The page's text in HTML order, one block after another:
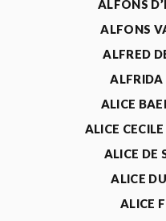
ALFONS
ALFONS
ALFRED
ALFRIDA
ALICE
ALICE
ALICE DE
ALICE
ALICE